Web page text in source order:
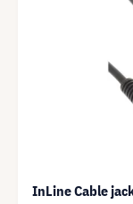
InLine Cable